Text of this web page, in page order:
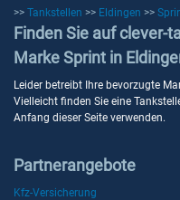
>> Tankstellen >> Eldingen >>
Finden Sie auf clever-
Marke Sprint in
Leider betreibt Ihre bevorzugte
Vielleicht finden Sie eine
Anfang dieser Seite verwenden.
Partnerangebote
Kfz-Versicherung